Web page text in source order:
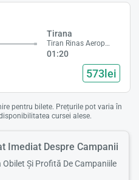
Tirana
Tiran Rinas Aeroport
01:20
573lei
pentru bilete. Prețurile pot varia în
cursei alese.
Imediat Despre Campanii
Și Profită De Campaniile